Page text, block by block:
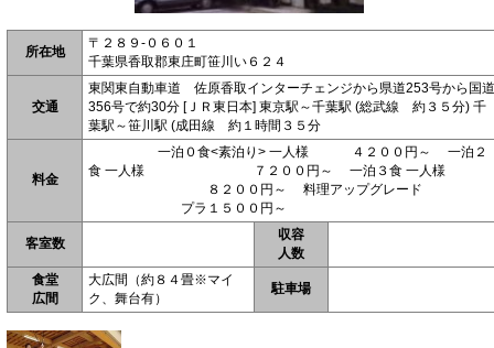
所在地
〒２８９-０６０１
千葉県香取郡東庄町笹川い６２４
交通
東関東自動車道 佐原香取インターチェンジから県道253号から国道
356号で約30分 [ＪＲ東日本] 東京駅～千葉駅 (総武線 約３５分) 千
葉駅～笹川駅 (成田線 約１時間３５分
料金
一泊０食<素泊り> 一人様 ４２００円～ 一泊２
食 一人様 ７２００円～ 一泊３食 一人様
８２００円～ 料理アップグレード
プラ１５００円～
客室数
収容
人数
食堂
広間
大広間（約８４畳※マイ
ク、舞台有）
駐車場